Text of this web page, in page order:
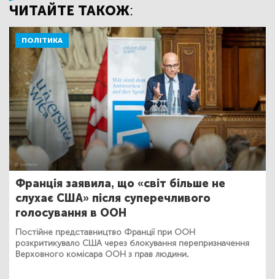
ЧИТАЙТЕ ТАКОЖ:
ПОЛІТИКА
Франція заявила, що «світ більше не
слухає США» після суперечливого
голосування в ООН
Постійне представництво Франції при ООН
розкритикувало США через блокування перепризначення
Верховного комісара ООН з прав людини.